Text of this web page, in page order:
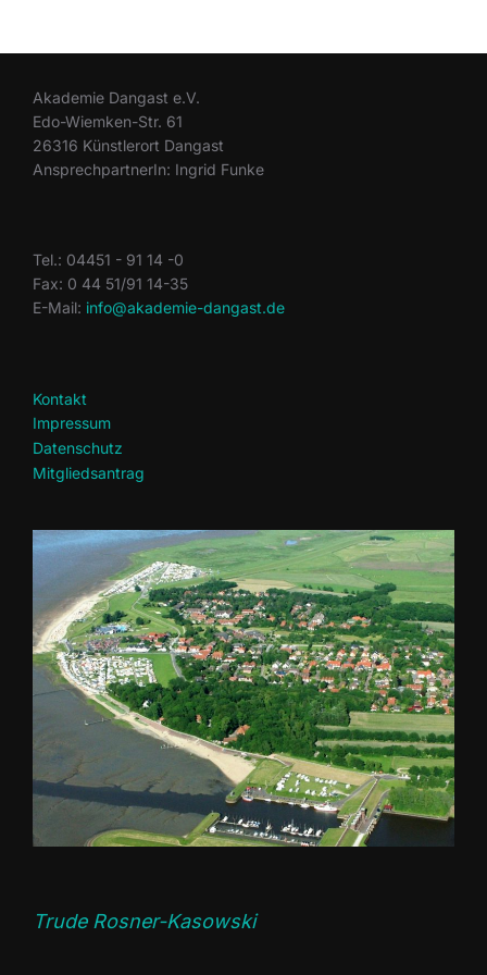
Akademie Dangast e.V.
Edo-Wiemken-Str. 61
26316 Künstlerort Dangast
AnsprechpartnerIn: Ingrid Funke
Tel.: 04451 - 91 14 -0
Fax: 0 44 51/91 14-35
E-Mail: info@akademie-dangast.de
Kontakt
Impressum
Datenschutz
Mitgliedsantrag
Trude Rosner-Kasowski